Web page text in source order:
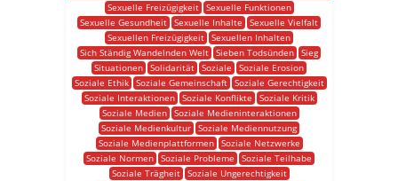
Sexuelle Freizügigkeit
Sexuelle Funktionen
Sexuelle Gesundheit Sexuelle Inhalte
Sexuelle Vielfalt
Sexuellen Freizügigkeit Sexuellen Inhalten
Sich Ständig Wandelnden Welt Sieben Todsünden Sieg
Situationen Solidarität Soziale
Soziale Erosion
Soziale Ethik
Soziale Gemeinschaft
Soziale Gerechtigkeit
Soziale Interaktionen
Soziale Konflikte
Soziale Kritik
Soziale Medien
Soziale Medieninteraktionen
Soziale Medienkultur Soziale Mediennutzung
Soziale Medienplattformen
Soziale Netzwerke
Soziale Normen Soziale Probleme
Soziale Teilhabe
Soziale Trägheit
Soziale Ungerechtigkeit